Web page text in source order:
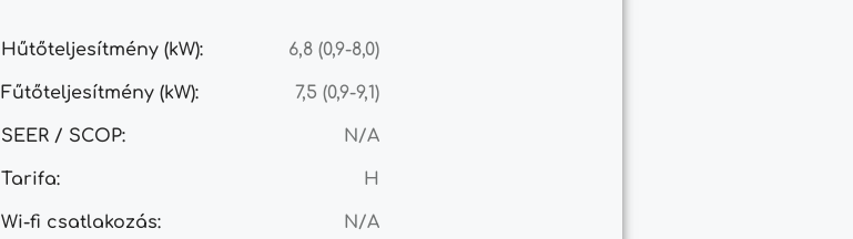
Hűtőteljesítmény (kW): 6,8 (0,9-8,0)
Fűtőteljesítmény (kW): 7,5 (0,9-9,1)
SEER / SCOP: N/A
Tarifa: H
Wi-fi csatlakozás: N/A